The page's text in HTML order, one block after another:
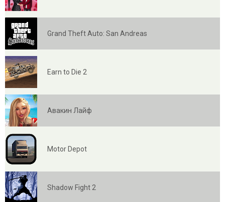
Grand Theft Auto: San Andreas
Earn to Die 2
Авакин Лайф
Motor Depot
Shadow Fight 2